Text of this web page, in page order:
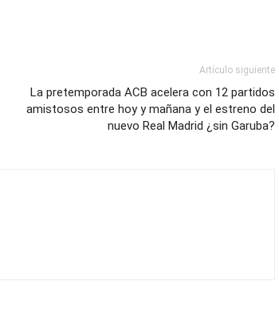
Artículo siguiente
La pretemporada ACB acelera con 12 partidos
amistosos entre hoy y mañana y el estreno del
nuevo Real Madrid ¿sin Garuba?